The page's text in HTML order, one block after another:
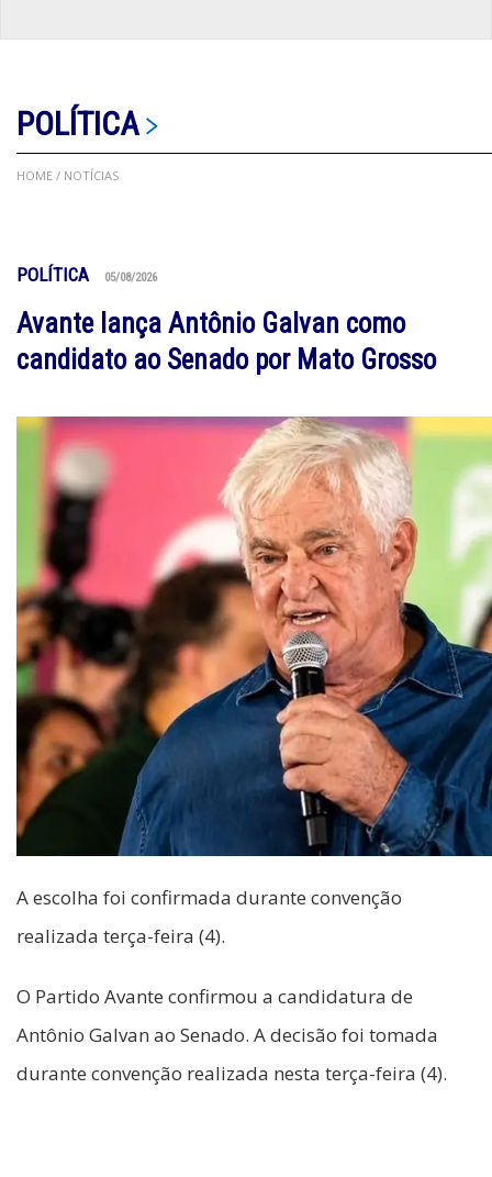
POLÍTICA
HOME / NOTÍCIAS
POLÍTICA 05/08/2026
Avante lança Antônio Galvan como
candidato ao Senado por Mato Grosso
A escolha foi confirmada durante convenção
realizada terça-feira (4).
O Partido Avante confirmou a candidatura de
Antônio Galvan ao Senado. A decisão foi tomada
durante convenção realizada nesta terça-feira (4).